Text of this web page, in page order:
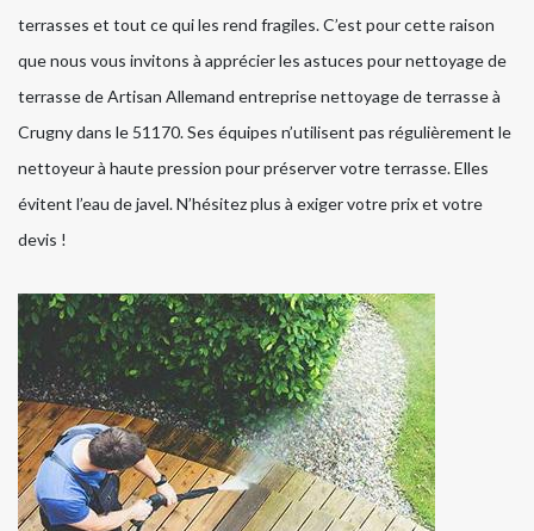
terrasses et tout ce qui les rend fragiles. C’est pour cette raison
que nous vous invitons à apprécier les astuces pour nettoyage de
terrasse de Artisan Allemand entreprise nettoyage de terrasse à
Crugny dans le 51170. Ses équipes n’utilisent pas régulièrement le
nettoyeur à haute pression pour préserver votre terrasse. Elles
évitent l’eau de javel. N’hésitez plus à exiger votre prix et votre
devis !